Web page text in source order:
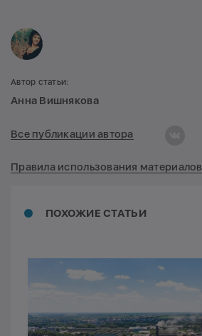
ПОХОЖИЕ СТАТЬИ
Автор статьи:
Анна Вишнякова
Все публикации автора
Правила использования материалов